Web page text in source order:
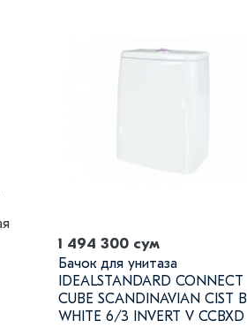
1 494 300 сум
Бачок для унитаза
IDEALSTANDARD CONNECT
CUBE SCANDINAVIAN CIST BI
WHITE 6/3 INVERT V CCBXD